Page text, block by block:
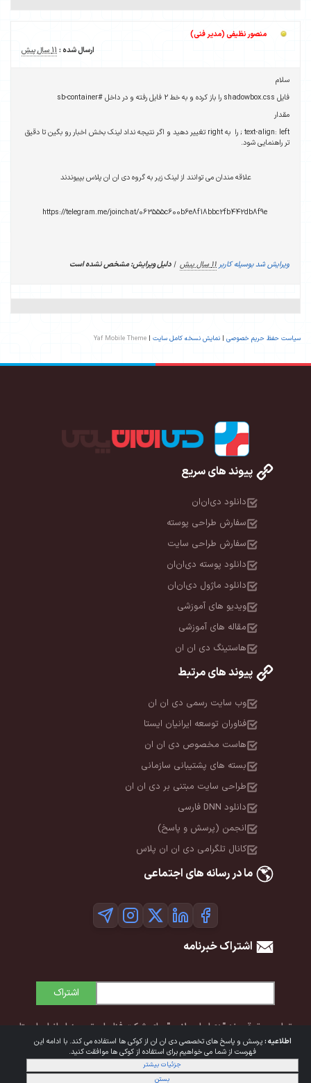
منصور نظیفی (مدیر فنی)
ارسال شده : 11 سال پیش
سلام
فایل shadowbox.css را باز کرده و به خط 2 فایل رفته و در داخل #sb-container
مقدار
text-align: left ; را به right تغییر دهید و اگر نتیجه نداد لینک بخش اخبار رو بگین تا دقیق
تر راهنمایی شود.
علاقه مندان می توانند از لینک زیر به گروه دی ان ان پلاس بپیوندند
https://telegram.me/joinchat/063555c600b6e8f18bbc2fb442db8f9e
ویرایش شد بوسیله کاربر 11 سال پیش |دلیل ویرایش: مشخص نشده است
سیاست حفظ حریم خصوصی | نمایش نسخه کامل سایت |
Yaf Mobile Theme
اطلاعیه :پرسش و پاسخ های تخصصی دی ان ان از کوکی ها استفاده می کند. با ادامه این
فهرست از شما می خواهیم برای استفاده از کوکی ها موافقت کنید.
جزئیات بیشتر
بستن
پیوند های سریع
دانلود دی‌ان‌ان
سفارش طراحی پوسته
سفارش طراحی سایت
دانلود پوسته دی‌ان‌ان
دانلود ماژول دی‌ان‌ان
ویدیو های آموزشی
مقاله های آموزشی
هاستینگ دی ان ان
پیوند های مرتبط
وب سایت رسمی دی ان ان
فناوران توسعه ایرانیان ایستا
هاست مخصوص دی ان ان
بسته های پشتیبانی سازمانی
طراحی سایت مبتنی بر دی ان ان
دانلود DNN فارسی
انجمن (پرسش و پاسخ)
کانال تلگرامی دی ان ان پلاس
ما در رسانه های اجتماعی
اشتراک خبرنامه
اشتراک
تمامی حقوق برند "دی‌ان‌ان پلاس" برای شرکت فناوران توسعه ایرانیان ایستا
محفوظ است. © 1392-1405
شرایط استفاده|حریم خصوصی